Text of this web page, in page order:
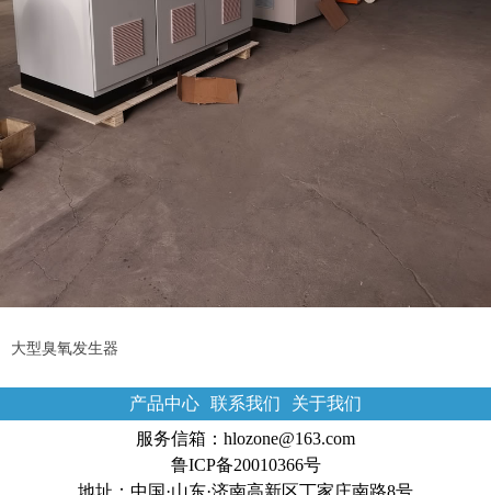
大型臭氧发生器
产品中心 联系我们
关于我们
服务信箱：hlozone@163.com
鲁ICP备20010366号
地址：中国·山东·济南高新区丁家庄南路8号